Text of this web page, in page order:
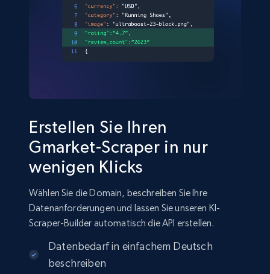
Erstellen Sie Ihren
Gmarket-Scraper in nur
wenigen Klicks
Wählen Sie die Domain, beschreiben Sie Ihre
Datenanforderungen und lassen Sie unseren KI-
Scraper-Builder automatisch die API erstellen.
Datenbedarf in einfachem Deutsch
beschreiben